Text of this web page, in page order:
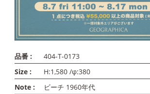
品番 :
404-T-0173
Size :
H:1,580 /φ:380
Note :
ビーチ 1960年代